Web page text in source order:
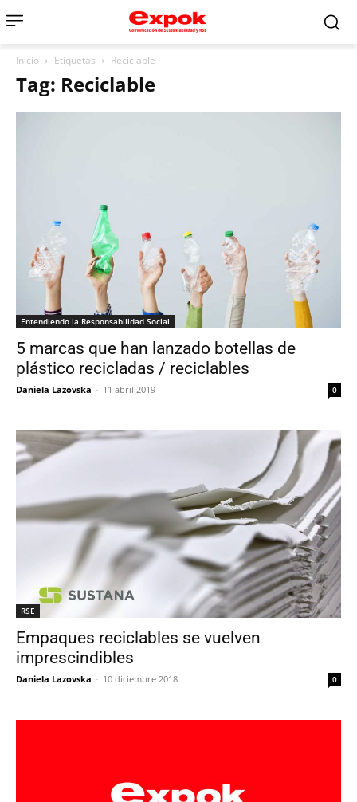
Inicio Etiquetas Reciclable
Tag: Reciclable
Entendiendo la Responsabilidad Social
5 marcas que han lanzado botellas de
plástico recicladas / reciclables
Daniela Lazovska - 11 abril 2019 0
RSE
Empaques reciclables se vuelven
imprescindibles
Daniela Lazovska - 10 diciembre 2018 0